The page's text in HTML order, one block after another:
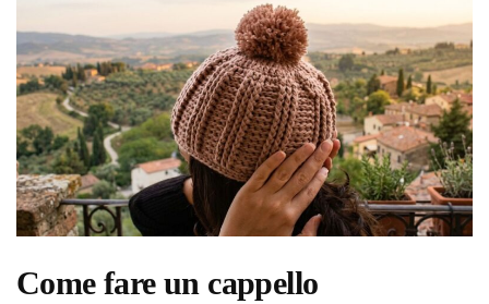
Come fare un cappello